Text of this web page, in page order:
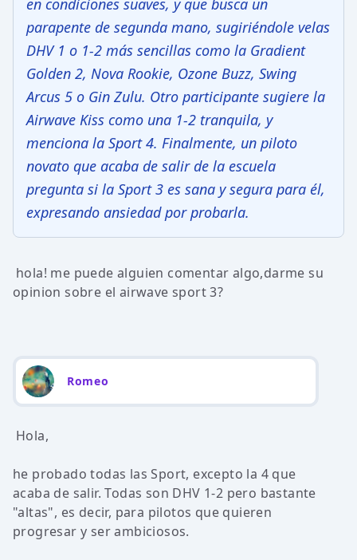
en condiciones suaves, y que busca un
parapente de segunda mano, sugiriéndole velas
DHV 1 o 1-2 más sencillas como la Gradient
Golden 2, Nova Rookie, Ozone Buzz, Swing
Arcus 5 o Gin Zulu. Otro participante sugiere la
Airwave Kiss como una 1-2 tranquila, y
menciona la Sport 4. Finalmente, un piloto
novato que acaba de salir de la escuela
pregunta si la Sport 3 es sana y segura para él,
expresando ansiedad por probarla.
hola! me puede alguien comentar algo,darme su
opinion sobre el airwave sport 3?
Romeo
Hola,
he probado todas las Sport, excepto la 4 que
acaba de salir. Todas son DHV 1-2 pero bastante
"altas", es decir, para pilotos que quieren
progresar y ser ambiciosos.